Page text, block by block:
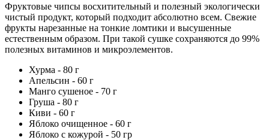
Фруктовые чипсы восхитительный и полезный экологически
чистый продукт, который подходит абсолютно всем. Свежие
фрукты нарезанные на тонкие ломтики и высушенные
естественным образом. При такой сушке сохраняются до 99%
полезных витаминов и микроэлементов.
Хурма - 80 г
Апельсин - 60 г
Манго сушеное - 70 г
Груша - 80 г
Киви - 60 г
Яблоко очищенное - 60 г
Яблоко с кожурой - 50 гр